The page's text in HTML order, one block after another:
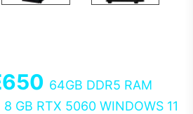
64GB DDR5 RAM
GB RTX 5060 WINDOWS 11